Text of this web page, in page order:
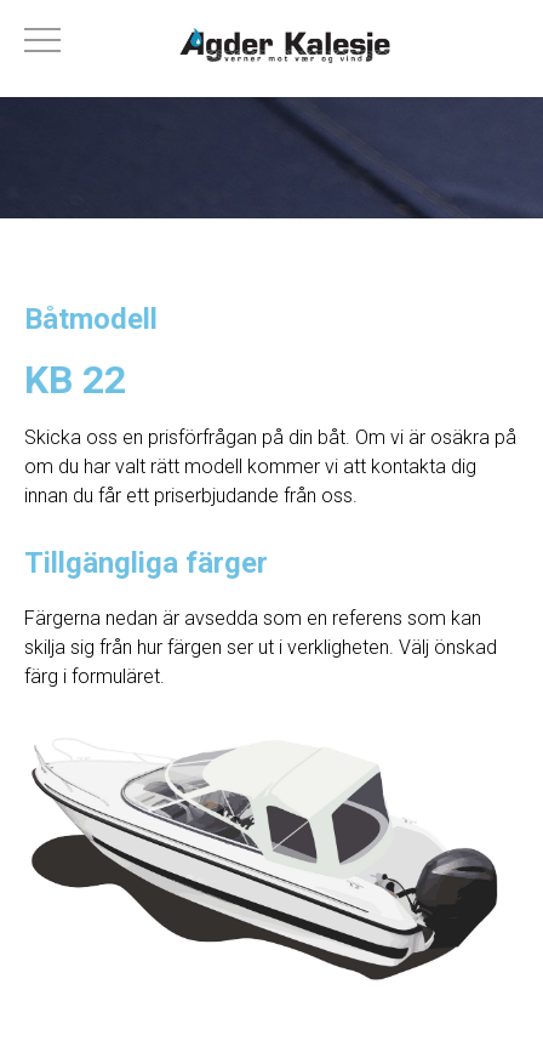
Båtmodell
KB 22
Skicka oss en prisförfrågan på din båt. Om vi ​​är osäkra på
om du har valt rätt modell kommer vi att kontakta dig
innan du får ett priserbjudande från oss.
Tillgängliga färger
Färgerna nedan är avsedda som en referens som kan
skilja sig från hur färgen ser ut i verkligheten. Välj önskad
färg i formuläret.